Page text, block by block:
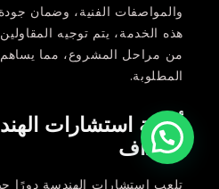
والمواصفات الفنية، وضمان
هذه الخدمة، يتم توجيه
من مراحل المشروع، مما يساهم
المطلوبة.
أهمية استشارات
الأهداف
تلعب استشارات الهندسة دورًا